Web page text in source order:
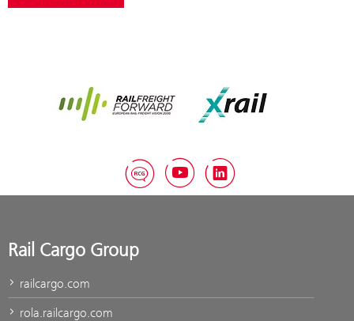
Rail Freight Forward Xrail
RCG Blog
YouTube
Rail Cargo Group
railcargo.com
rola.railcargo.com